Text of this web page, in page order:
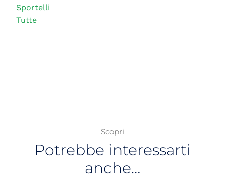
Sportelli
Tutte
Scopri
Potrebbe interessarti
anche…